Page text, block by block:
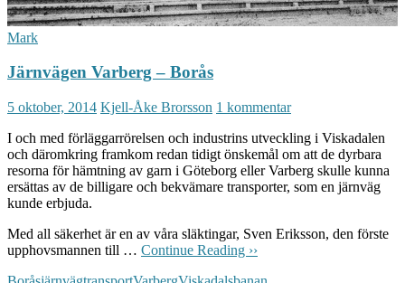
Mark
Järnvägen Varberg – Borås
5 oktober, 2014 Kjell-Åke Brorsson 1 kommentar
I och med förläggarrörelsen och industrins utveckling i Viskadalen
och däromkring framkom redan tidigt önskemål om att de dyrbara
resorna för hämtning av garn i Göteborg eller Varberg skulle kunna
ersättas av de billigare och bekvämare transporter, som en järnväg
kunde erbjuda.
Med all säkerhet är en av våra släktingar, Sven Eriksson, den förste
upphovsmannen till … Continue Reading ››